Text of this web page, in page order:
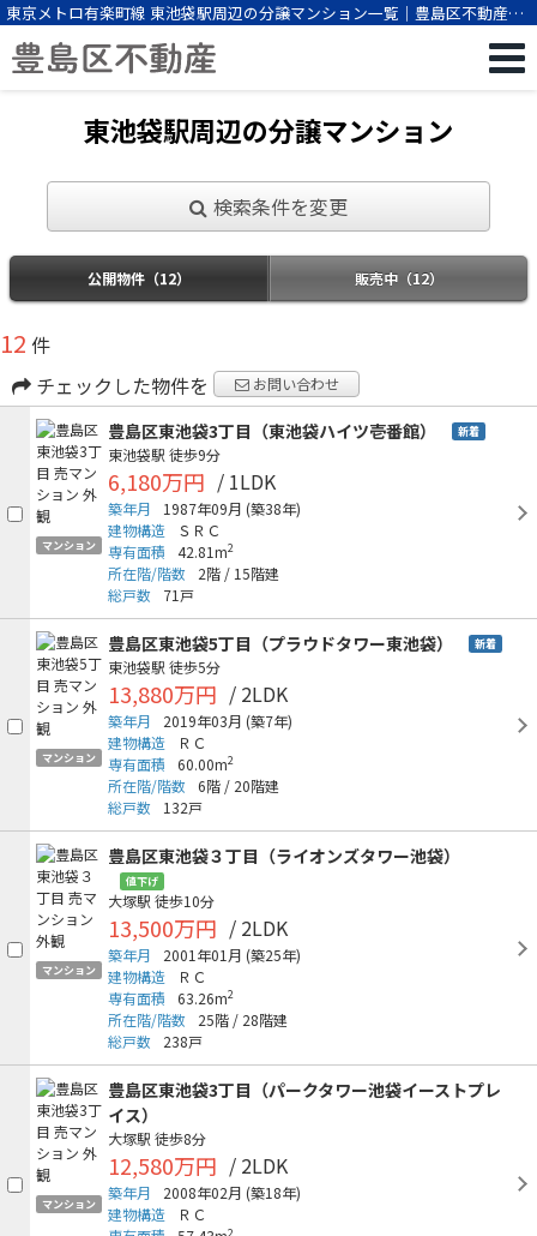
東京メトロ有楽町線 東池袋駅周辺の分譲マンション一覧｜豊島区不動産
（株式会社ビーエスパートナー）
東池袋駅周辺の分譲マンション
検索条件を変更
公開物件（12） 販売中（12）
12 件
チェックした物件を
お問い合わせ
マンション
豊島区東池袋3丁目（東池袋ハイツ壱番館） 新着
東池袋駅 徒歩9分
6,180万円 / 1LDK
築年月 1987年09月 (築38年)
建物構造
ＳＲＣ
専有面積
42.81m2
所在階/階数 2階 / 15階建
総戸数
71戸
マンション
豊島区東池袋5丁目（プラウドタワー東池袋） 新着
東池袋駅 徒歩5分
13,880万円 / 2LDK
築年月 2019年03月 (築7年)
建物構造
ＲＣ
専有面積
60.00m2
所在階/階数 6階 / 20階建
総戸数
132戸
マンション
豊島区東池袋３丁目（ライオンズタワー池袋）
値下げ
大塚駅 徒歩10分
13,500万円 / 2LDK
築年月 2001年01月 (築25年)
建物構造
ＲＣ
専有面積
63.26m2
所在階/階数 25階 / 28階建
総戸数
238戸
マンション
豊島区東池袋3丁目（パークタワー池袋イーストプレ
イス）
大塚駅 徒歩8分
12,580万円 / 2LDK
築年月 2008年02月 (築18年)
建物構造
ＲＣ
2